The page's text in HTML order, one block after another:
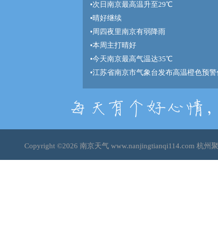
•次日南京最高温升至29℃
•晴好继续
•周四夜里南京有弱降雨
•本周主打晴好
•今天南京最高气温达35℃
•江苏省南京市气象台发布高温橙色预警
Copyright ©2026 南京天气www.nanjingtianqi114.com 杭州